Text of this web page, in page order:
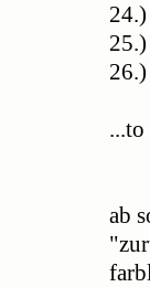
...to
ab